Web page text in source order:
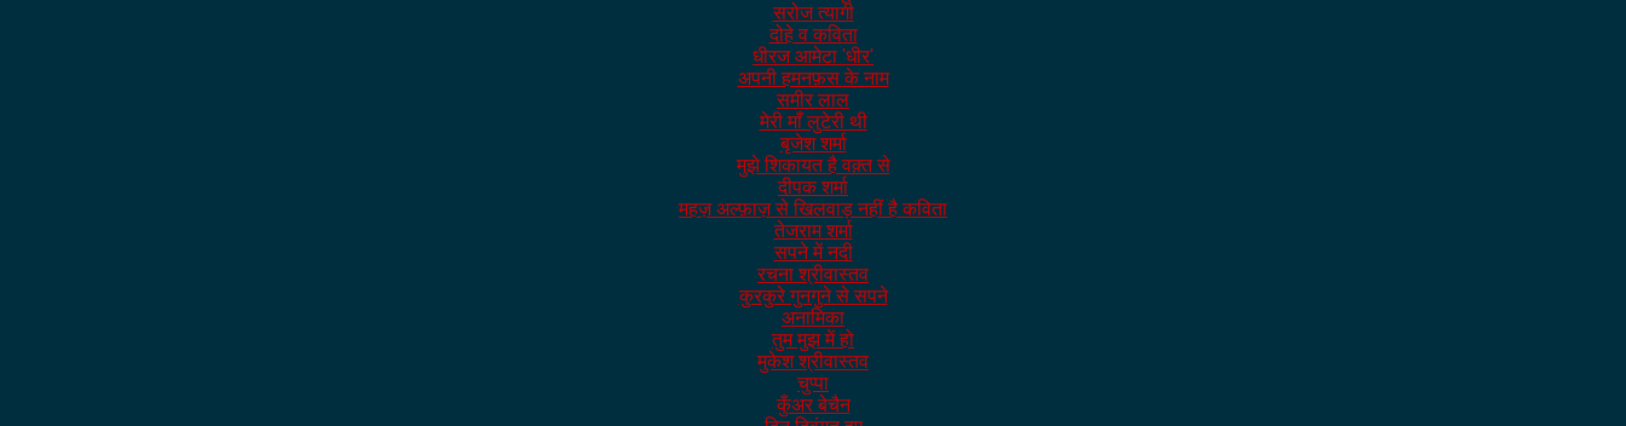
सरोज त्यागी
दोहे व कविता
धीरज आमेटा 'धीर'
अपनी हमनफ़स के नाम
समीर लाल
मेरी माँ लुटेरी थी
बृजेश शर्मा
मुझे शिकायत है वक़्त से
दीपक शर्मा
महज़ अल्फ़ाज़ से खिलवाड़ नहीं है कविता
तेजराम शर्मा
सपने में नदी
रचना श्रीवास्तव
कुरकुरे गुनगुने से सपने
अनामिका
तुम मुझ में हो
मुकेश श्रीवास्तव
चुप्पा
कुँअर बेचैन